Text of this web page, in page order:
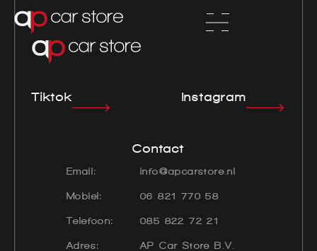
Tiktok Instagram
Contact
Email: info@apcarstore.nl
Mobiel: 06 821 770 58
Telefoon: 085 822 72 21
Adres:
AP Car Store B.V.